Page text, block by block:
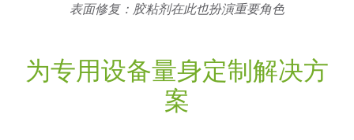
表面修复：胶粘剂在此也扮演重要角色
为专用设备量身定制解决方
案